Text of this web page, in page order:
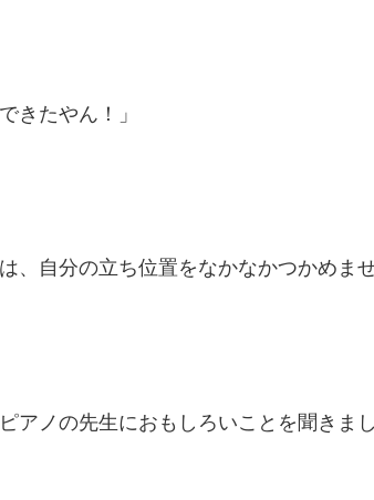
きたやん！」
、自分の立ち位置をなかなかつかめませ
アノの先生におもしろいことを聞きまし